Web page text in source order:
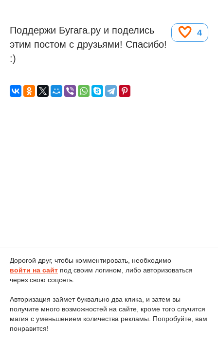
4
Поддержи Бугага.ру и поделись
этим постом с друзьями! Спасибо!
:)
Дорогой друг, чтобы комментировать, необходимо
войти на сайт под своим логином, либо авторизоваться
через свою соцсеть.
Авторизация займет буквально два клика, и затем вы
получите много возможностей на сайте, кроме того случится
магия с уменьшением количества рекламы. Попробуйте, вам
понравится!